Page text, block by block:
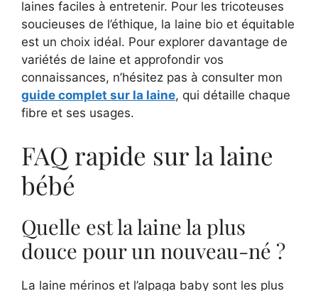
laines faciles à entretenir. Pour les tricoteuses
soucieuses de l’éthique, la laine bio et équitable
est un choix idéal. Pour explorer davantage de
variétés de laine et approfondir vos
connaissances, n’hésitez pas à consulter mon
guide complet sur la laine, qui détaille chaque
fibre et ses usages.
FAQ rapide sur la laine
bébé
Quelle est la laine la plus
douce pour un nouveau-né ?
La laine mérinos et l’alpaga baby sont les plus